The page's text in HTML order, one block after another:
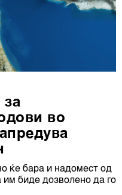
за
во
ќе бара и надомест од
им биде дозволено да го